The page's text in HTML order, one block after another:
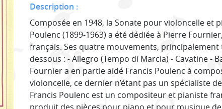
Description :
Composée en 1948, la Sonate pour violoncelle et
Poulenc (1899-1963) a été dédiée à Pierre
français. Ses quatre mouvements,
dessous : - Allegro (Tempo di Marcia) - Cavatine -
Fournier a en partie aidé Francis Poulenc à
violoncelle, ce dernier n’étant pas un spécialiste
Francis Poulenc est un compositeur et pianiste
produit des pièces pour piano et pour musique